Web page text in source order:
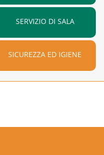
SERVIZIO DI SALA
SICUREZZA ED IGIENE